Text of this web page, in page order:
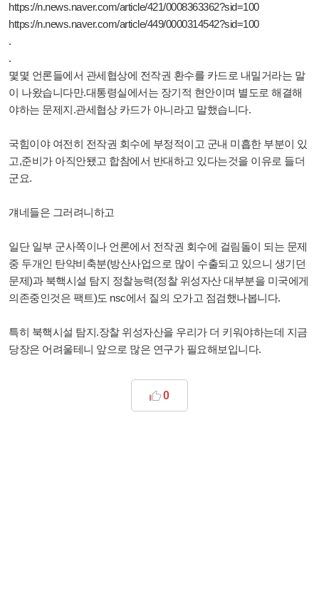
https://n.news.naver.com/article/421/0008363362?sid=100
https://n.news.naver.com/article/449/0000314542?sid=100
.
.
몇몇 언론들에서 관세협상에 전작권 환수를 카드로 내밀거라는 말
이 나왔습니다만.대통령실에서는 장기적 현안이며 별도로 해결해
야하는 문제지.관세협상 카드가 아니라고 말했습니다.
국힘이야 여전히 전작권 회수에 부정적이고 군내 미흡한 부분이 있
고,준비가 아직안됐고 합참에서 반대하고 있다는것을 이유로 들더
군요.
걔네들은 그러려니하고
일단 일부 군사쪽이나 언론에서 전작권 회수에 걸림돌이 되는 문제
중 두개인 탄약비축분(방산사업으로 많이 수출되고 있으니 생기던
문제)과 북핵시설 탐지 정찰능력(정찰 위성자산 대부분을 미국에게
의존중인것은 팩트)도 nsc에서 질의 오가고 점검했나봅니다.
특히 북핵시설 탐지.장찰 위성자산을 우리가 더 키워야하는데 지금
당장은 어려울테니 앞으로 많은 연구가 필요해보입니다.
0